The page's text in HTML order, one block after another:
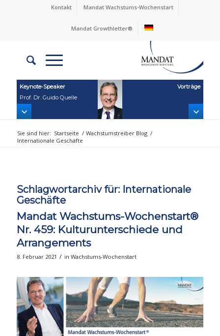
Kontakt Mandat Wachstums-Wochenstart
Mandat Growthletter®
Keynote‑Speaker
Prof. Dr. Guido Quelle
Vorträge
Sie sind hier: Startseite / Wachstumstreiber Blog /
Internationale Geschäfte
Schlagwortarchiv für: Internationale
Geschäfte
Mandat Wachstums-Wochenstart®
Nr. 459: Kulturunterschiede und
Arrangements
8. Februar 2021 / in Wachstums-Wochenstart